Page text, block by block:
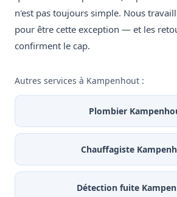
n'est pas toujours simple. Nous
pour être cette exception — et les
confirment le cap.
Autres services à Kampenhout :
Plombier
Chauffagiste
Détection fuite